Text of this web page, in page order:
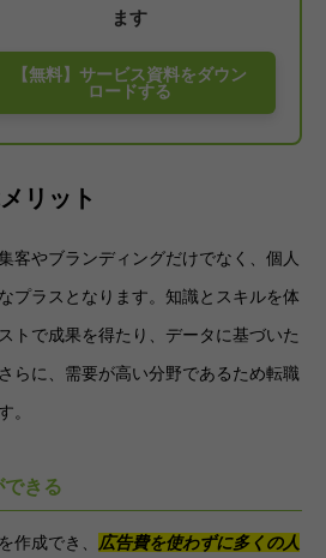
ます
【無料】サービス資料をダウン
ロードする
リット
客やブランディングだけでなく、個人
プラスとなります。知識とスキルを体
トで成果を得たり、データに基づいた
らに、需要が高い分野であるため転職
。
きる
作成でき、
広告費を使わずに多くの人